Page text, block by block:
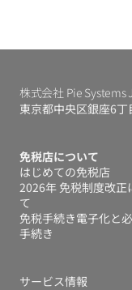
株式会社 Pie Systems
東京都中央区銀座6丁
免税店について
はじめての免税店
2026年 免税制度改正
て
免税手続き電子化と
手続き
サービス情報